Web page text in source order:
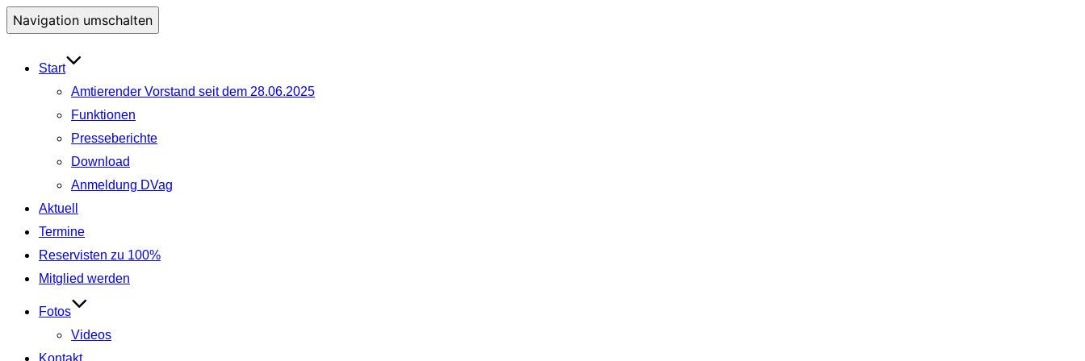
Navigation umschalten
Start
Amtierender Vorstand seit dem 28.06.2025
Funktionen
Presseberichte
Download
Anmeldung DVag
Aktuell
Termine
Reservisten zu 100%
Mitglied werden
Fotos
Videos
Kontakt